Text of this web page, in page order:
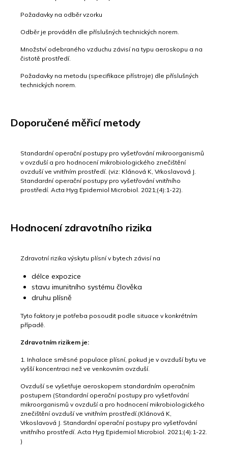
Požadavky na odběr vzorku
Odběr je prováděn dle příslušných technických norem.
Množství odebraného vzduchu závisí na typu aeroskopu a na
čistotě prostředí.
Požadavky na metodu (specifikace přístroje) dle příslušných
technických norem.
Doporučené měřicí metody
Standardní operační postupy pro vyšetřování mikroorganismů
v ovzduší a pro hodnocení mikrobiologického znečištění
ovzduší ve vnitřním prostředí. (viz: Klánová K, Vrkoslavová J.
Standardní operační postupy pro vyšetřování vnitřního
prostředí. Acta Hyg Epidemiol Microbiol. 2021;(4):1-22).
Hodnocení zdravotního rizika
Zdravotní rizika výskytu plísní v bytech závisí na
délce expozice
stavu imunitního systému člověka
druhu plísně
Tyto faktory je potřeba posoudit podle situace v konkrétním
případě.
Zdravotním rizikem je:
1. Inhalace směsné populace plísní, pokud je v ovzduší bytu ve
vyšší koncentraci než ve venkovním ovzduší.
Ovzduší se vyšetřuje aeroskopem standardním operačním
postupem (Standardní operační postupy pro vyšetřování
mikroorganismů v ovzduší a pro hodnocení mikrobiologického
znečištění ovzduší ve vnitřním prostředí.(Klánová K,
Vrkoslavová J. Standardní operační postupy pro vyšetřování
vnitřního prostředí. Acta Hyg Epidemiol Microbiol. 2021;(4):1-22.
)